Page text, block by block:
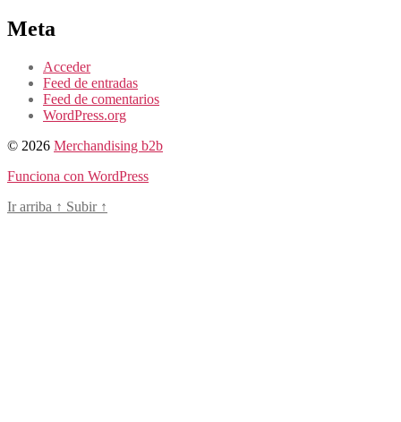
Meta
Acceder
Feed de entradas
Feed de comentarios
WordPress.org
© 2026 Merchandising b2b
Funciona con WordPress
Ir arriba ↑ Subir ↑